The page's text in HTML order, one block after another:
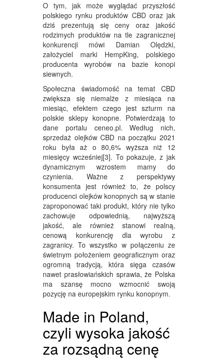
O tym, jak może wyglądać przyszłość
polskiego rynku produktów CBD oraz jak
dziś prezentują się ceny oraz jakość
rodzimych produktów na tle zagranicznej
konkurencji mówi Damian Olędzki,
założyciel marki HempKing, polskiego
producenta wyrobów na bazie konopi
siewnych.
Społeczna świadomość na temat CBD
zwiększa się niemalże z miesiąca na
miesiąc, efektem czego jest szturm na
polskie sklepy konopne. Potwierdzają to
dane portalu ceneo.pl. Według nich,
sprzedaż olejków CBD na początku 2021
roku była aż o 80,6% wyższa niż 12
miesięcy wcześniej[3]. To pokazuje, z jak
dynamicznym wzrostem mamy do
czynienia. Ważne z perspektywy
konsumenta jest również to, że polscy
producenci olejków konopnych są w stanie
zaproponować taki produkt, który nie tylko
zachowuje odpowiednią, najwyższą
jakość, ale również stanowi realną,
cenową konkurencję dla wyrobu z
zagranicy. To wszystko w połączeniu ze
świetnym położeniem geograficznym oraz
ogromną tradycją, która sięga czasów
nawet prasłowiańskich sprawia, że Polska
ma szansę mocno wzmocnić swoją
pozycję na europejskim rynku konopnym.
Made in Poland,
czyli wysoka jakość
za rozsądną cenę